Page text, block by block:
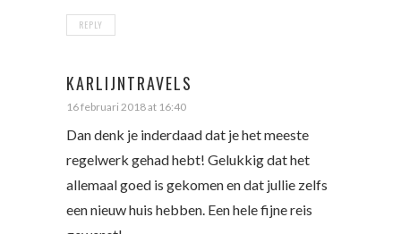
REPLY
KARLIJNTRAVELS
16 februari 2018 at 16:40
Dan denk je inderdaad dat je het meeste
regelwerk gehad hebt! Gelukkig dat het
allemaal goed is gekomen en dat jullie zelfs
een nieuw huis hebben. Een hele fijne reis